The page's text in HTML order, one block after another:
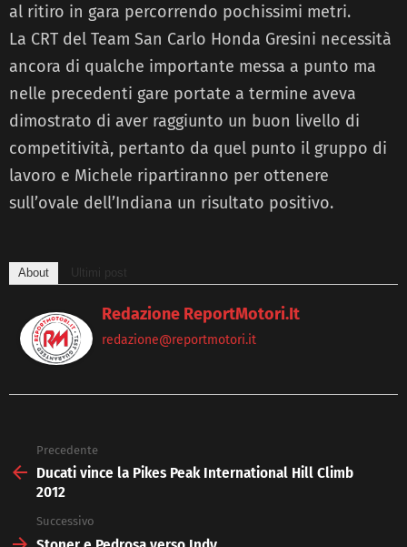
al ritiro in gara percorrendo pochissimi metri.
La CRT del Team San Carlo Honda Gresini necessità
ancora di qualche importante messa a punto ma
nelle precedenti gare portate a termine aveva
dimostrato di aver raggiunto un buon livello di
competitività, pertanto da quel punto il gruppo di
lavoro e Michele ripartiranno per ottenere
sull’ovale dell’Indiana un risultato positivo.
About Ultimi post
Redazione ReportMotori.it
redazione@reportmotori.it
more
Precedente
Ducati vince la Pikes Peak International Hill Climb
2012
Successivo